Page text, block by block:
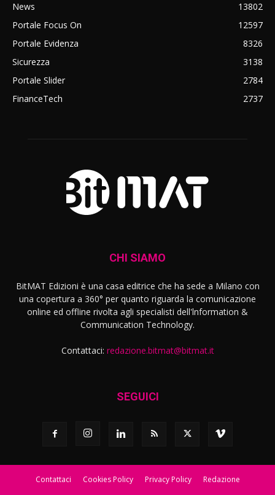
News
13802
Portale Focus On
12597
Portale Evidenza
8326
Sicurezza
3138
Portale Slider
2784
FinanceTech
2737
CHI SIAMO
BitMAT Edizioni è una casa editrice che ha sede a Milano con
una copertura a 360° per quanto riguarda la comunicazione
online ed offline rivolta agli specialisti dell'lnformation &
Communication Technology.
Contattaci: redazione.bitmat@bitmat.it
SEGUICI
Contattaci Cookies Policy Privacy Policy Redazione